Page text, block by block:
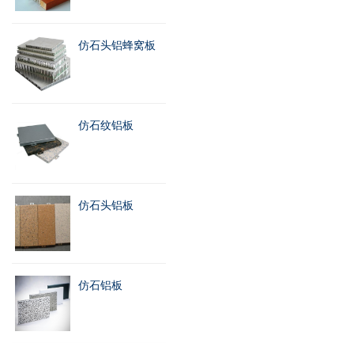
仿石头铝蜂窝板
仿石纹铝板
仿石头铝板
仿石铝板